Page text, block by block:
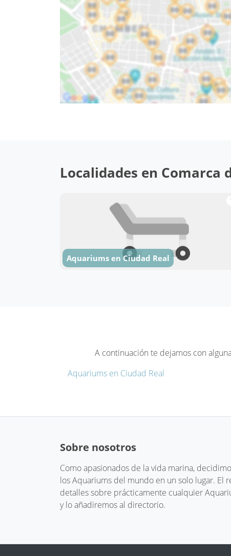
Localidades en
Aquariums en Ciudad Real
A continuación te dejamos con
Aquariums en Ciudad Real
Sobre nosotros
Como apasionados de la vida marina,
los Aquariums del mundo en un solo lugar.
detalles sobre prácticamente cualquier
y lo añadiremos al directorio.